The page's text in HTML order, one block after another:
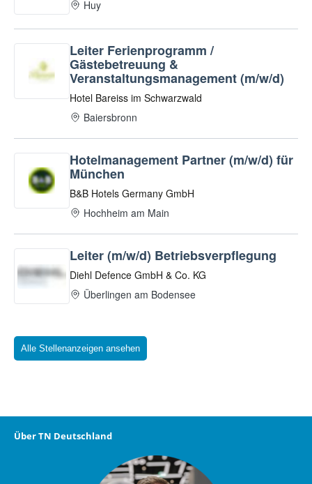
Alle Stellenanzeigen ansehen
Über TN Deutschland